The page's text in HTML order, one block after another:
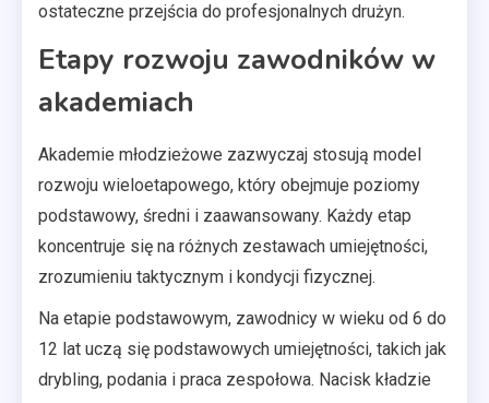
ostateczne przejścia do profesjonalnych drużyn.
Etapy rozwoju zawodników w
akademiach
Akademie młodzieżowe zazwyczaj stosują model
rozwoju wieloetapowego, który obejmuje poziomy
podstawowy, średni i zaawansowany. Każdy etap
koncentruje się na różnych zestawach umiejętności,
zrozumieniu taktycznym i kondycji fizycznej.
Na etapie podstawowym, zawodnicy w wieku od 6 do
12 lat uczą się podstawowych umiejętności, takich jak
drybling, podania i praca zespołowa. Nacisk kładzie